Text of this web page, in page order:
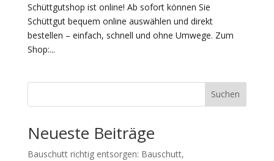
Schüttgutshop ist online! Ab sofort können Sie
Schüttgut bequem online auswählen und direkt
bestellen – einfach, schnell und ohne Umwege. Zum
Shop:...
Suchen
Neueste Beiträge
Bauschutt richtig entsorgen: Bauschutt,